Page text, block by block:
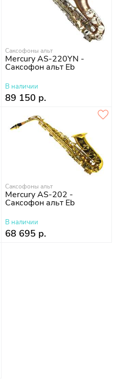
Саксофоны альт
Mercury AS-220YN -
Саксофон альт Eb
В наличии
89 150 р.
Саксофоны альт
Mercury AS-202 -
Саксофон альт Eb
В наличии
68 695 р.